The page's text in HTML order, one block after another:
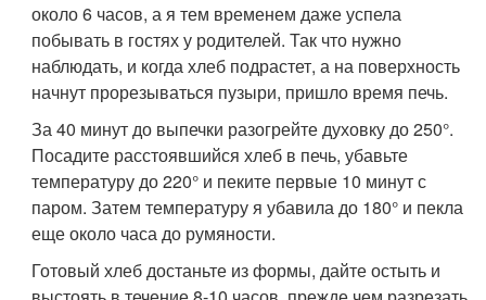
около 6 часов, а я тем временем даже успела
побывать в гостях у родителей. Так что нужно
наблюдать, и когда хлеб подрастет, а на поверхность
начнут прорезываться пузыри, пришло время печь.
За 40 минут до выпечки разогрейте духовку до 250°.
Посадите расстоявшийся хлеб в печь, убавьте
температуру до 220° и пеките первые 10 минут с
паром. Затем температуру я убавила до 180° и пекла
еще около часа до румяности.
Готовый хлеб достаньте из формы, дайте остыть и